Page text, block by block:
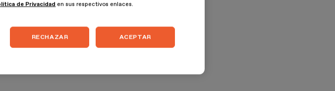
de Privacidad en sus respectivos enlaces.
RECHAZAR ACEPTAR